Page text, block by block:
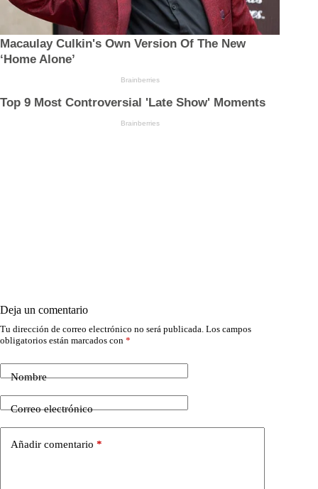
Deja un comentario
Tu dirección de correo electrónico no será publicada. Los campos
obligatorios están marcados con *
Nombre
Correo electrónico
Añadir comentario *